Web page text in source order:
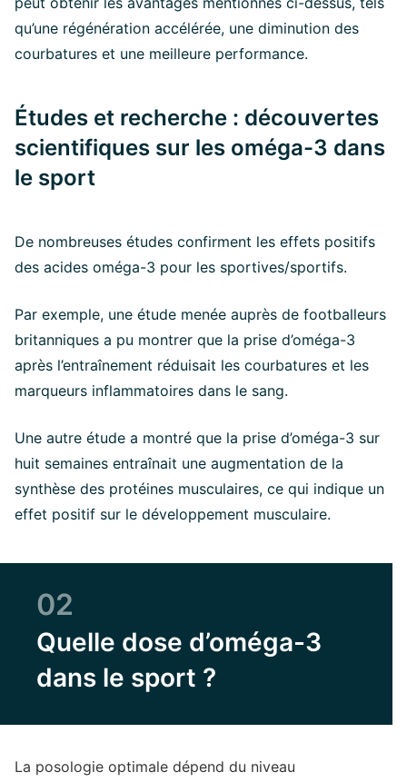
qu’une régénération accélérée, une diminution des
courbatures et une meilleure performance.
Études et recherche : découvertes
scientifiques sur les oméga-3 dans
le sport
De nombreuses études confirment les effets positifs
des acides oméga-3 pour les sportives/sportifs.
Par exemple, une étude menée auprès de footballeurs
britanniques a pu montrer que la prise d’oméga-3
après l’entraînement réduisait les courbatures et les
marqueurs inflammatoires dans le sang.
Une autre étude a montré que la prise d’oméga-3 sur
huit semaines entraînait une augmentation de la
synthèse des protéines musculaires, ce qui indique un
effet positif sur le développement musculaire.
02
Quelle dose d’oméga-3
dans le sport ?
La posologie optimale dépend du niveau